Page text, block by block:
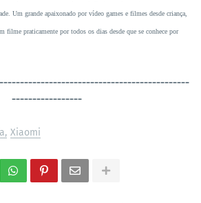
Um grande apaixonado por vídeo games e filmes desde criança,
filme praticamente por todos os dias desde que se conhece por
-----------------------------------
-----------------
Xiaomi